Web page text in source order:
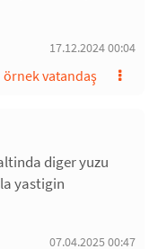
17.12.2024 00:04
örnek vatandaş
diger yuzu
yastigin
07.04.2025 00:47